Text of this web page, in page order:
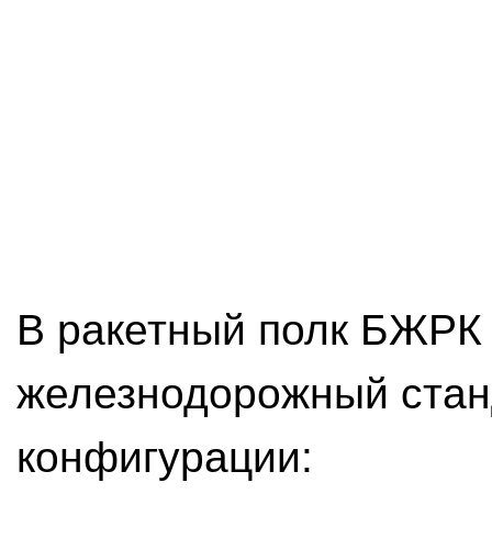
В ракетный полк БЖРК
железнодорожный
конфигурации: